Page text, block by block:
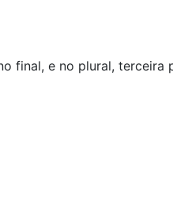
final, e no plural, terceira